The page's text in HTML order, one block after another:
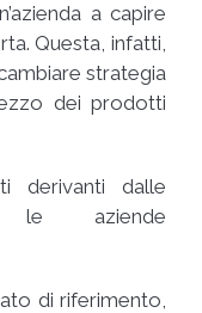
a capire
Questa, infatti,
strategia
dei prodotti
derivanti dalle
aziende
di riferimento,